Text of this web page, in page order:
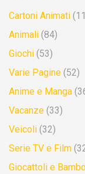
Cartoni Animati
Animali (84)
Giochi (53)
Varie Pagine (52)
Anime e Manga
Vacanze (33)
Veicoli (32)
Serie TV e Film
Giocattoli e